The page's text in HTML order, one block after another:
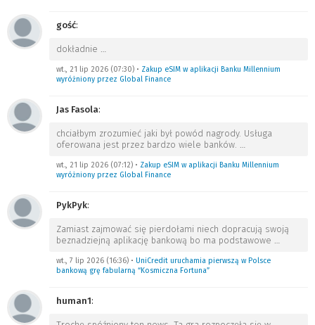
gość:
dokładnie …
wt., 21 lip 2026 (07:30) • Zakup eSIM w aplikacji Banku Millennium
wyróżniony przez Global Finance
Jas Fasola:
chciałbym zrozumieć jaki był powód nagrody. Usługa
oferowana jest przez bardzo wiele banków. …
wt., 21 lip 2026 (07:12) • Zakup eSIM w aplikacji Banku Millennium
wyróżniony przez Global Finance
PykPyk:
Zamiast zajmować się pierdołami niech dopracują swoją
beznadziejną aplikację bankową bo ma podstawowe …
wt., 7 lip 2026 (16:36) • UniCredit uruchamia pierwszą w Polsce
bankową grę fabularną “Kosmiczna Fortuna”
human1: